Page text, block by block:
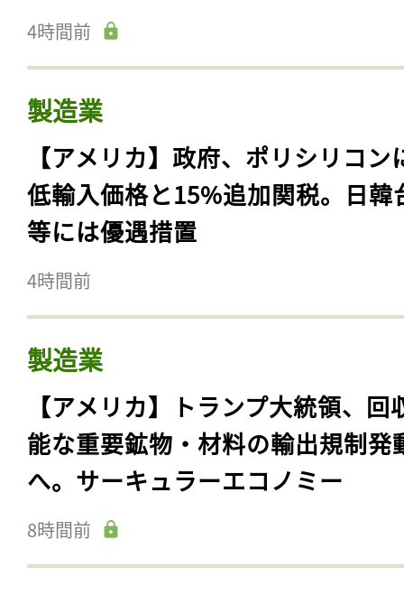
4時間前
製造業
【アメリカ】政府、ポリシリコン
低輸入価格と15%追加関税。日韓
等には優遇措置
4時間前
製造業
【アメリカ】トランプ大統領、回
能な重要鉱物・材料の輸出規制発
へ。サーキュラーエコノミー
8時間前